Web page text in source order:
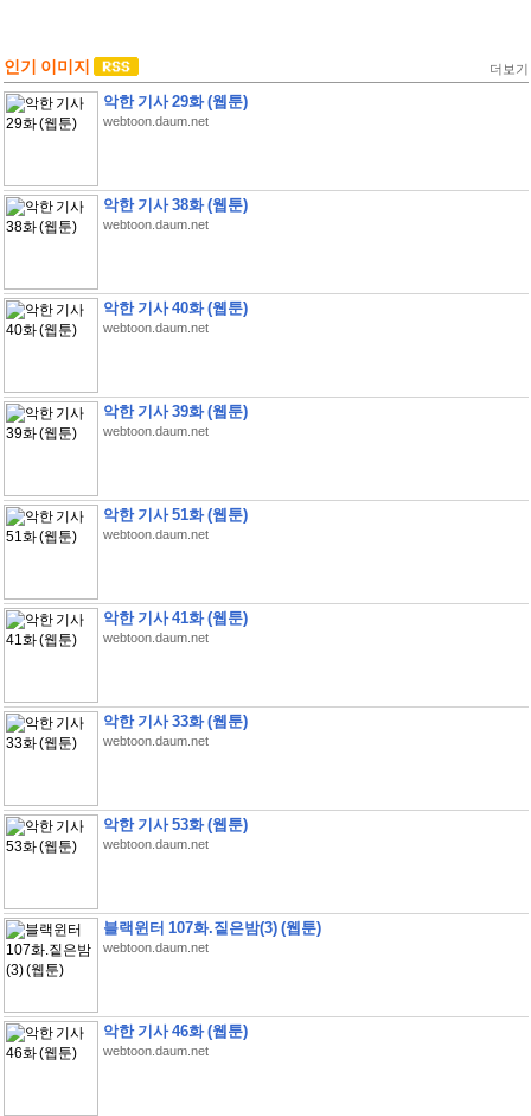
인기 이미지 더보기
악한 기사 29화 (웹툰)
webtoon.daum.net
악한 기사 38화 (웹툰)
webtoon.daum.net
악한 기사 40화 (웹툰)
webtoon.daum.net
악한 기사 39화 (웹툰)
webtoon.daum.net
악한 기사 51화 (웹툰)
webtoon.daum.net
악한 기사 41화 (웹툰)
webtoon.daum.net
악한 기사 33화 (웹툰)
webtoon.daum.net
악한 기사 53화 (웹툰)
webtoon.daum.net
블랙윈터 107화.짙은밤(3) (웹툰)
webtoon.daum.net
악한 기사 46화 (웹툰)
webtoon.daum.net